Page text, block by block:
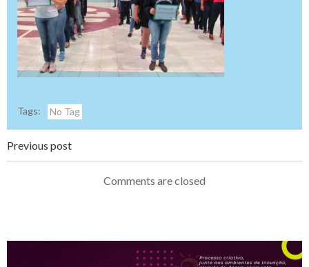
Tags: No Tag
Navegação
Previous post
Comments are closed